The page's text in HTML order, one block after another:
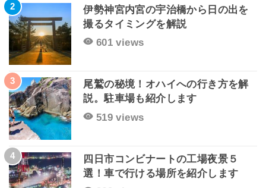
2
伊勢神宮内宮の宇治橋から日の出を
撮るタイミングを解説
601 views
3
尾鷲の秘境！オハイへの行き方を解
説。駐車場も紹介します
519 views
4
四日市コンビナートの工場夜景５
選！車で行ける場所を紹介します